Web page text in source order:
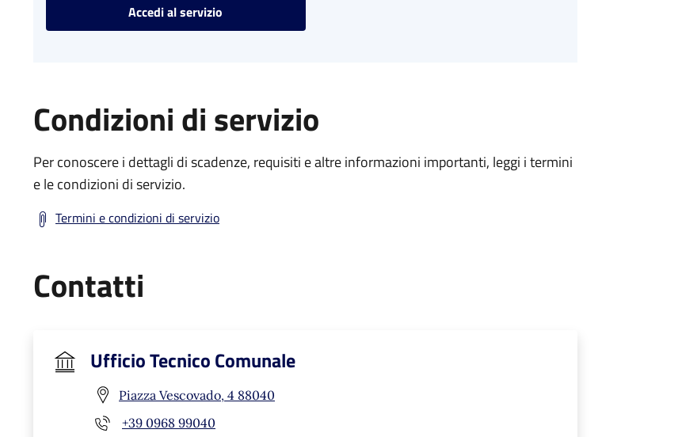
Accedi al servizio
Condizioni di servizio
Per conoscere i dettagli di scadenze, requisiti e altre informazioni importanti, leggi i termini
e le condizioni di servizio.
Termini e condizioni di servizio
Contatti
Ufficio Tecnico Comunale
Piazza Vescovado, 4 88040
+39 0968 99040